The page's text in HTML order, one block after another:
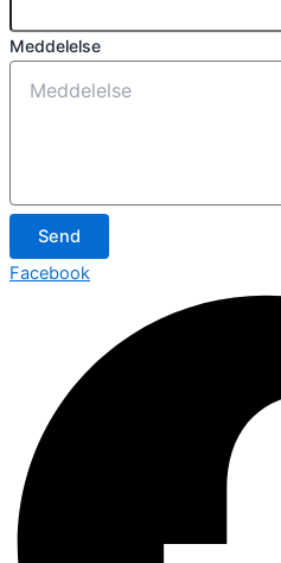
Meddelelse
Send
Facebook